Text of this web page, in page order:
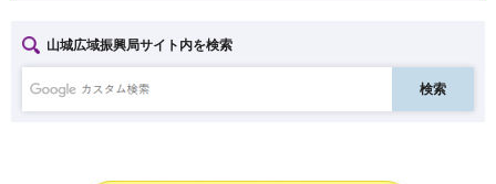
山城広域振興局サイト内を検索